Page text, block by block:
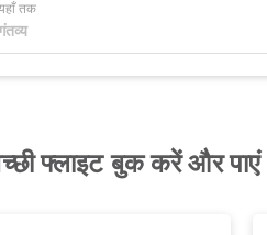
तक
फ्लाइट बुक करें और पाएं